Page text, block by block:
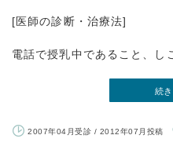
[医師の診断・治療法]
電話で授乳中であること、し
続
2007年04月受診 / 2012年07月投稿